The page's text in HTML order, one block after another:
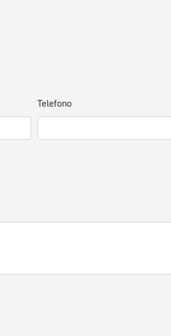
Telefono